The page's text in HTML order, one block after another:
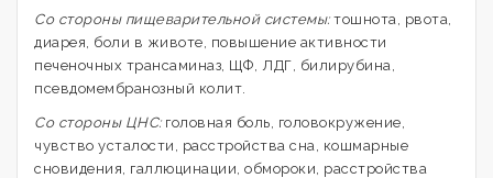
Со стороны пищеварительной системы:тошнота, рвота,
диарея, боли в животе, повышение активности
печеночных трансаминаз, ЩФ, ЛДГ, билирубина,
псевдомембранозный колит.
Со стороны ЦНС:головная боль, головокружение,
чувство усталости, расстройства сна, кошмарные
сновидения, галлюцинации, обмороки, расстройства